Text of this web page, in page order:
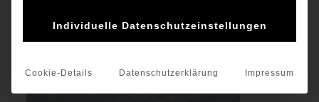
werden. Am Start waren 10 Europes. Max belegte Platz
3, Timo Platz 6.
Individuelle Datenschutzeinstellungen
Cookie-Details Datenschutzerklärung Impressum